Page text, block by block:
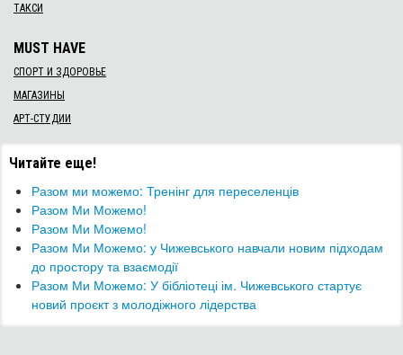
ТАКСИ
MUST HAVE
СПОРТ И ЗДОРОВЬЕ
МАГАЗИНЫ
АРТ-СТУДИИ
Читайте еще!
Разом ми можемо: Тренінг для переселенців
Разом Ми Можемо!
Разом Ми Можемо!
​Разом Ми Можемо: у Чижевського навчали новим підходам
до простору та взаємодії
Разом Ми Можемо: ​У бібліотеці ім. Чижевського стартує
новий проєкт з молодіжного лідерства